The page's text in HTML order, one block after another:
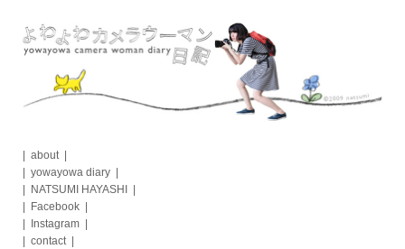
content
about
yowayowa diary
NATSUMI HAYASHI
Facebook
Instagram
contact